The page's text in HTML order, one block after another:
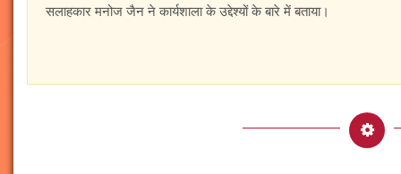
सलाहकार मनोज जैन ने कार्यशाला के उद्देश्यों के बारे में बताया।